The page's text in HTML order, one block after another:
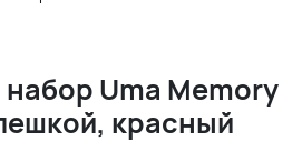
Uma Memory
красный